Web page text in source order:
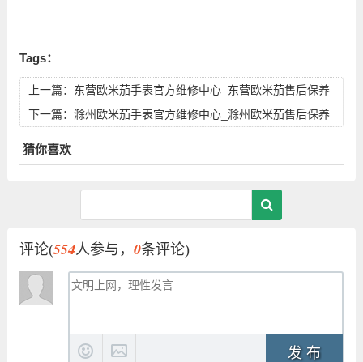
Tags：
上一篇： 东营欧米茄手表官方维修中心_东营欧米茄售后保养
服务地址
下一篇： 滁州欧米茄手表官方维修中心_滁州欧米茄售后保养
猜你喜欢
评论(554人参与， 0条评论)
发 布